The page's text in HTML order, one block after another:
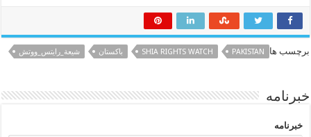
برچسب ها PAKISTAN
SHIA RIGHTS WATCH باكستان شيعة_رايتس_ووتش
خبرنامه
خبرنامه